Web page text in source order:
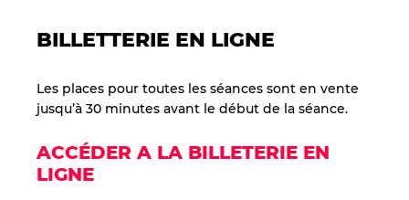
BILLETTERIE EN LIGNE
Les places pour toutes les séances sont en vente
jusqu’à 30 minutes avant le début de la séance.
ACCÉDER A LA BILLETERIE EN
LIGNE